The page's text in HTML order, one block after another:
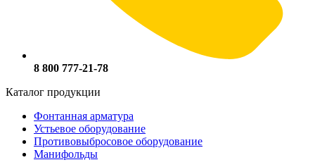
8 800 777-21-78
Каталог продукции
Фонтанная арматура
Устьевое оборудование
Противовыбросовое оборудование
Манифольды